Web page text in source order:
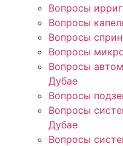
Вопросы
Вопросы
Вопросы
Вопросы
Вопросы
Дубае
Вопросы
Вопросы
Дубае
Вопросы